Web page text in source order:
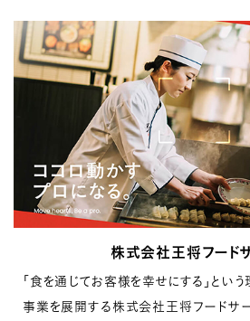
株式会社王将フード
「食を通じてお客様を幸せにする」とい
事業を展開する株式会社王将フードサ